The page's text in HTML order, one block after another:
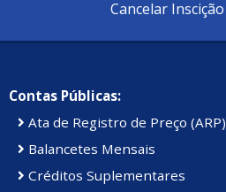
Cancelar Inscição
Contas Públicas:
Ata de Registro de Preço (ARP)
Balancetes Mensais
Créditos Suplementares